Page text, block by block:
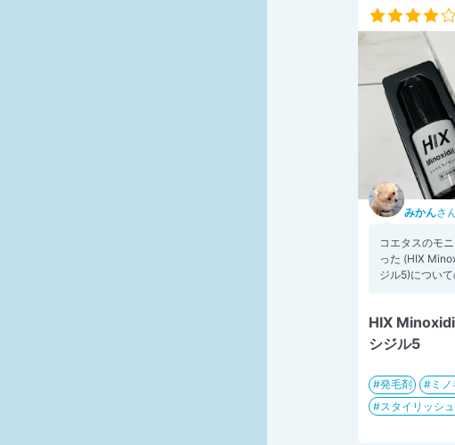
みかんさ
コエタスのモ
った (HIX
ジル5)につい
HIX
シジル5
発毛剤
ミノ
スタイリッシ